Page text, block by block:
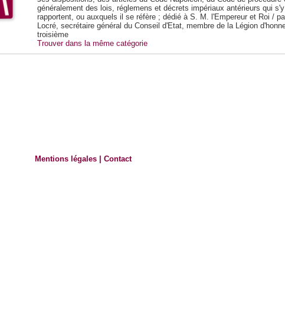
généralement des lois, réglemens et décrets impériaux antérieurs qui s'y
rapportent, ou auxquels il se réfère ; dédié à S. M. l'Empereur et Roi /
Locré, secrétaire général du Conseil d'Etat, membre de la Légion
troisième
Trouver dans la même catégorie
Mentions légales |Contact